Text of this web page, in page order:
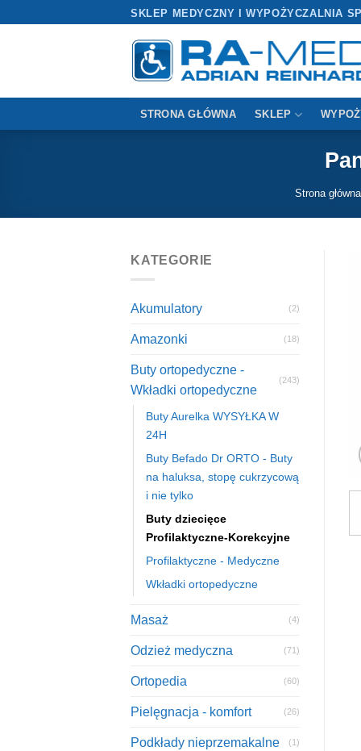
SKLEP MEDYCZNY I WYPOŻYCZALNIA
STRONA GŁÓWNA SKLEP
Strona główna
KATEGORIE
Akumulatory (2)
Amazonki (18)
Buty ortopedyczne -
Wkładki ortopedyczne
(243)
Buty Aurelka WYSYŁKA W
24H
Buty Befado Dr ORTO - Buty
na haluksa, stopę cukrzycową
i nie tylko
Buty dziecięce
Profilaktyczne-Korekcyjne
Profilaktyczne - Medyczne
Wkładki ortopedyczne
Masaż (4)
Odzież medyczna (71)
Ortopedia (60)
Pielęgnacja - komfort (26)
Podkłady nieprzemakalne (1)